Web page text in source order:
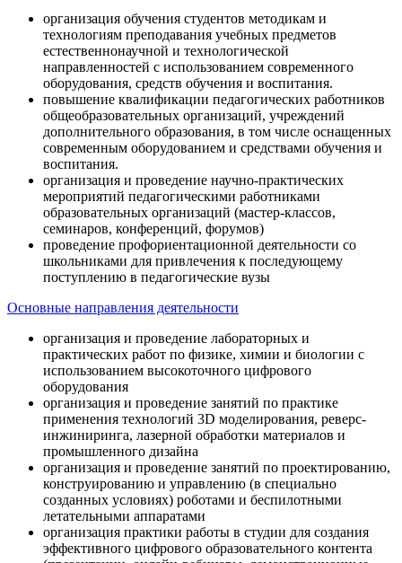
организация обучения студентов методикам и
технологиям преподавания учебных предметов
естественнонаучной и технологической
направленностей с использованием современного
оборудования, средств обучения и воспитания.
повышение квалификации педагогических работников
общеобразовательных организаций, учреждений
дополнительного образования, в том числе оснащенных
современным оборудованием и средствами обучения и
воспитания.
организация и проведение научно-практических
мероприятий педагогическими работниками
образовательных организаций (мастер-классов,
семинаров, конференций, форумов)
проведение профориентационной деятельности со
школьниками для привлечения к последующему
поступлению в педагогические вузы
Основные направления деятельности
организация и проведение лабораторных и
практических работ по физике, химии и биологии с
использованием высокоточного цифрового
оборудования
организация и проведение занятий по практике
применения технологий 3D моделирования, реверс-
инжиниринга, лазерной обработки материалов и
промышленного дизайна
организация и проведение занятий по проектированию,
конструированию и управлению (в специально
созданных условиях) роботами и беспилотными
летательными аппаратами
организация практики работы в студии для создания
эффективного цифрового образовательного контента